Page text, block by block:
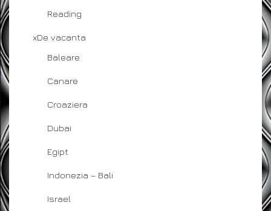
Reading
xDe vacanta
Baleare
Canare
Croaziera
Dubai
Egipt
Indonezia – Bali
Israel